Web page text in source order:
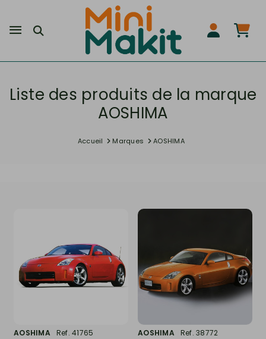
Liste des produits de la marque
AOSHIMA
Accueil Marques AOSHIMA
AOSHIMA
Ref. 41765
AOSHIMA
Ref. 38772